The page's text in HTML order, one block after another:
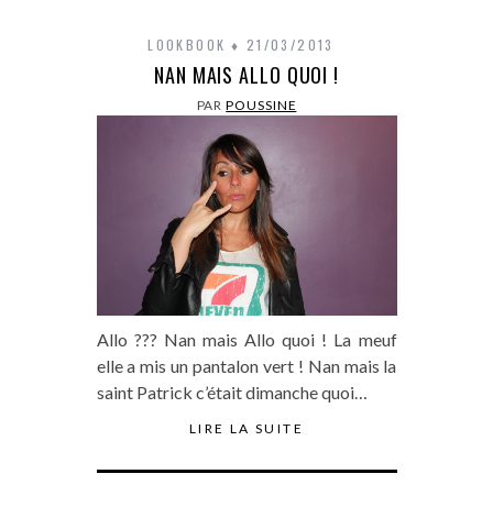
LOOKBOOK 21/03/2013
NAN MAIS ALLO QUOI !
PARPOUSSINE
Allo ??? Nan mais Allo quoi ! La meuf
elle a mis un pantalon vert ! Nan mais la
saint Patrick c’était dimanche quoi…
LIRE LA SUITE